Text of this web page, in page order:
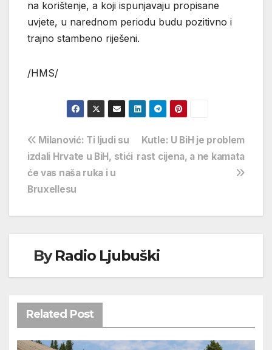
na korištenje, a koji ispunjavaju propisane
uvjete, u narednom periodu budu pozitivno i
trajno stambeno riješeni.
/HMS/
Navigacija
objava
Kutle: U BiH je problem
rast cijena, a ne kamata
Milanović: Ti ljudi su
izdali Hrvate u BiH, stići
će vas naša ruka i u
Bruxellesu
ByRadio Ljubuški
Related Post